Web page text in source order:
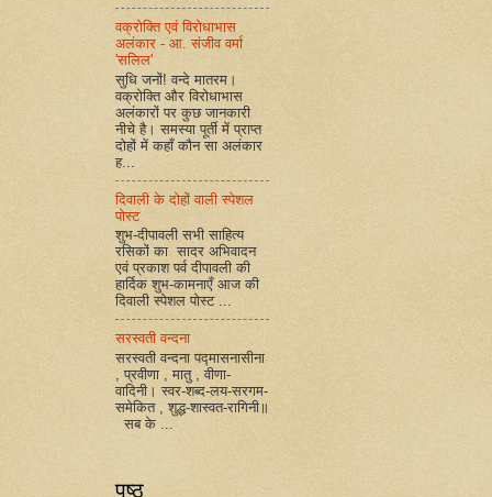
वक्रोक्ति एवं विरोधाभास
अलंकार - आ. संजीव वर्मा
'सलिल'
सुधि जनों! वन्दे मातरम।
वक्रोक्ति और विरोधाभास
अलंकारों पर कुछ जानकारी
नीचे है। समस्या पूर्ती में प्राप्त
दोहों में कहाँ कौन सा अलंकार
ह...
दिवाली के दोहों वाली स्पेशल
पोस्ट
शुभ-दीपावली सभी साहित्य
रसिकों का सादर अभिवादन
एवं प्रकाश पर्व दीपावली की
हार्दिक शुभ-कामनाएँ आज की
दिवाली स्पेशल पोस्ट ...
सरस्वती वन्दना
सरस्वती वन्दना पद्मासनासीना
, प्रवीणा , मातु , वीणा-
वादिनी। स्वर-शब्द-लय-सरगम-
समेकित , शुद्ध-शास्वत-रागिनी॥
सब के ...
पृष्ठ